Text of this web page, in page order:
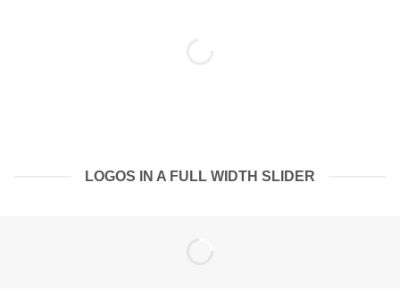
LOGOS IN A FULL WIDTH SLIDER